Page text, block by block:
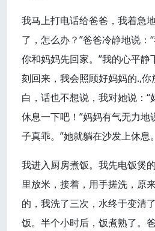
我马上打电话给爸爸，我着急
了，怎么办？”爸爸冷静地说：
你和妈妈先回家。”我的心平静
刻回来，我会照顾好妈妈的.,你
白，话也不想说，我对她说：
休息一下吧！”妈妈有气无力地
子真乖。”她就躺在沙发上休息。
我进入厨房煮饭。我先电饭煲
里放米，接着，用手搓洗，原
的，我洗了三次，水终于变清
饭。半个小时后，饭煮熟了。